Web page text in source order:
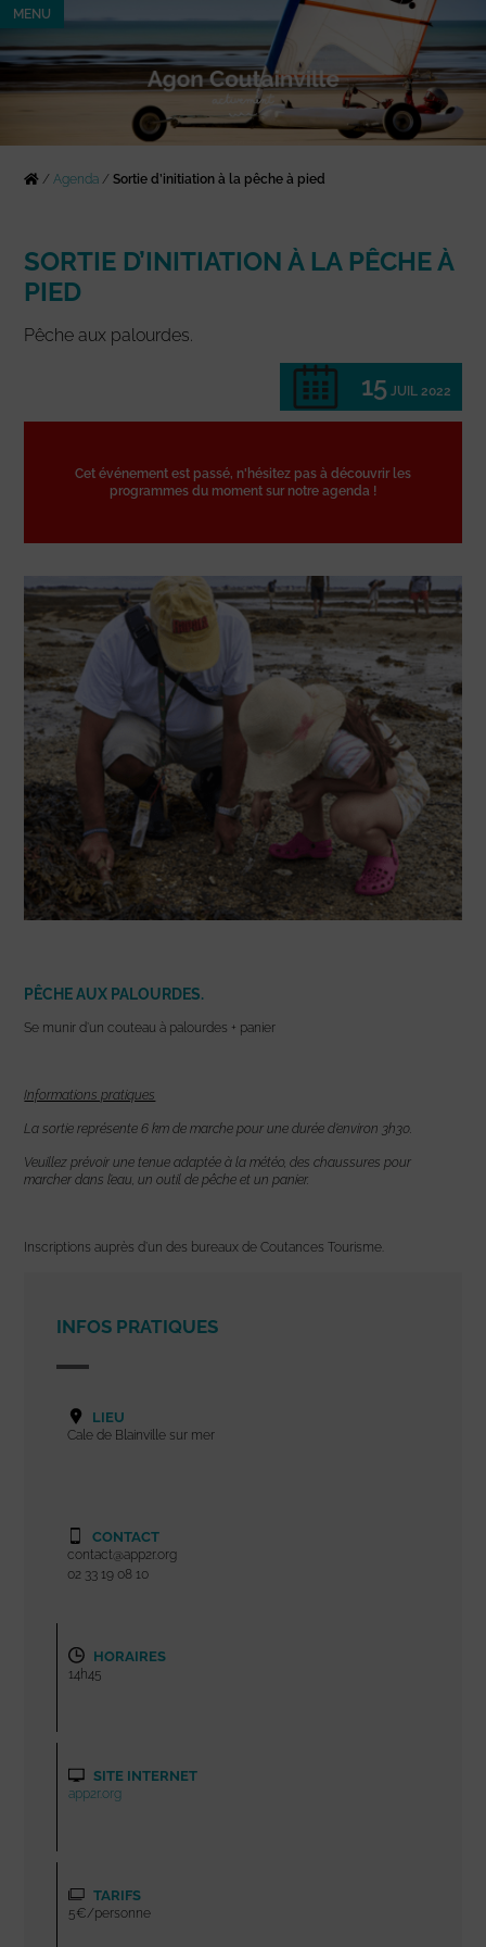
MENU
/Agenda /Sortie d’initiation à la pêche à pied
SORTIE D’INITIATION À LA PÊCHE À
PIED
Pêche aux palourdes.
15 JUIL 2022
Cet événement est passé, n'hésitez pas à découvrir les
programmes du moment sur notre agenda !
PÊCHE AUX PALOURDES.
Se munir d’un couteau à palourdes + panier
Informations pratiques
La sortie représente 6 km de marche pour une durée d’environ 3h30.
Veuillez prévoir une tenue adaptée à la météo, des chaussures pour
marcher dans l’eau, un outil de pêche et un panier.
Inscriptions auprès d’un des bureaux de Coutances Tourisme.
INFOS PRATIQUES
LIEU
Cale de Blainville sur mer
CONTACT
contact@app2r.org
02 33 19 08 10
HORAIRES
14h45
SITE INTERNET
app2r.org
TARIFS
5€/personne